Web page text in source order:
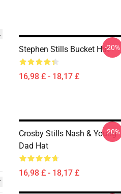
Stephen Stills Bucket Hat
16,98 £ - 18,17 £
-20%
Crosby Stills Nash & Young
Dad Hat
16,98 £ - 18,17 £
-20%